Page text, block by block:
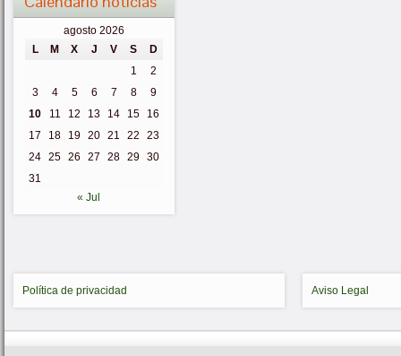
agosto 2026
L
M X J V S
D
1
2
3
4 5 6 7 8
9
10
11 12 13 14 15
16
17
18 19 20 21 22
23
24 25 26 27 28 29 30
31
« Jul
Política de privacidad Aviso Legal